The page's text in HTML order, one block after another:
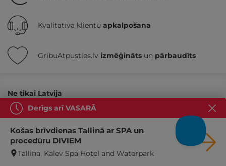
Kvalitatīva klientu apkalpošana
GribuAtpusties.lv izmēģināts un pārbaudīts
Ne tikai Latvijā
GribuAtpusties.lv
Emoti.pl
Derīgs arī VASARĀ
Košas brīvdienas Tallinā ar SPA un
procedūru DIVIEM
Tallina, Kalev Spa Hotel and Waterpark